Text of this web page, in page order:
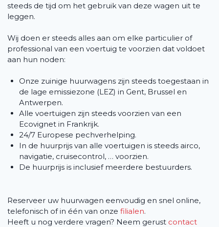
steeds de tijd om het gebruik van deze wagen uit te
leggen.
Wij doen er steeds alles aan om elke particulier of
professional van een voertuig te voorzien dat voldoet
aan hun noden:
Onze zuinige huurwagens zijn steeds toegestaan in
de lage emissiezone (LEZ) in Gent, Brussel en
Antwerpen.
Alle voertuigen zijn steeds voorzien van een
Ecovignet in Frankrijk.
24/7 Europese pechverhelping.
In de huurprijs van alle voertuigen is steeds airco,
navigatie, cruisecontrol, … voorzien.
De huurprijs is inclusief meerdere bestuurders.
Reserveer uw huurwagen eenvoudig en snel online,
telefonisch of in één van onze filialen.
Heeft u nog verdere vragen? Neem gerust contact